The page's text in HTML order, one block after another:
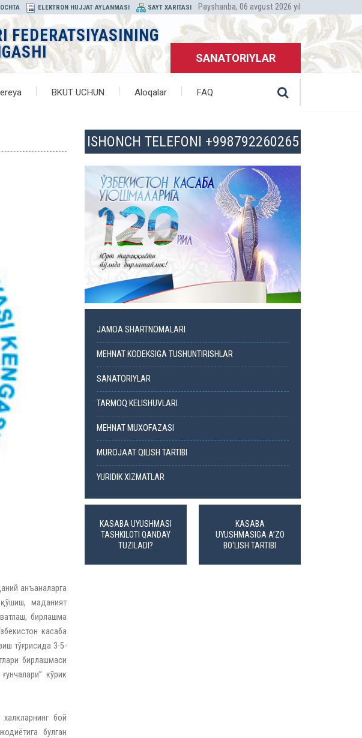
ELEKTRON HUJJAT AYLANMASI SAYT XARITASI Payshanba, 06 avgust 2026 yil
FEDERATSIYASINING
SANATORIYLAR
BKUT UCHUN Aloqalar FAQ
анъаналарга
маданият
бирлашма
касаба
тўғрисида 3-5-
бирлашмаси
кўрик
бой
булган
ISHONCH TELEFONI +998792260265
JAMOA SHARTNOMALARI
MEHNAT KODEKSIGA TUSHUNTIRISHLAR
SANATORIYLAR
TARMOQ KELISHUVLARI
MEHNAT MUXOFAZASI
MUROJAAT QILISH TARTIBI
YURIDIK XIZMATLAR
KASABA UYUSHMASI
TASHKILOTI QANDAY
TUZILADI?
KASABA
UYUSHMASIGA A’ZO
BO‘LISH TARTIBI